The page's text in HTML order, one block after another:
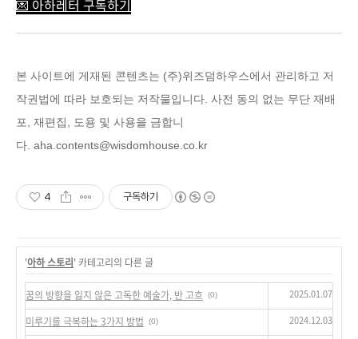
💌 아하레터 구독하기
본 사이트에 게재된 콘텐츠는 (주)위즈덤하우스에서 관리하고 저
작권법에 따라 보호되는 저작물입니다. 사전 동의 없는 무단 재배
포, 재편집, 도용 및 사용을 금합니
다. aha.contents@wisdomhouse.co.kr
4 구독하기
'아하 스토리' 카테고리의 다른 글
꿈의 방향을 잃지 않은 고독한 예술가, 반 고흐 (0) 2025.01.07
미루기를 극복하는 3가지 방법 (0) 2024.12.03